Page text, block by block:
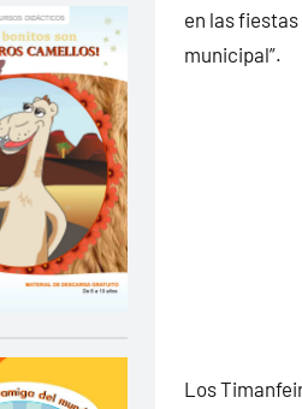
en las
municipal”.
Los